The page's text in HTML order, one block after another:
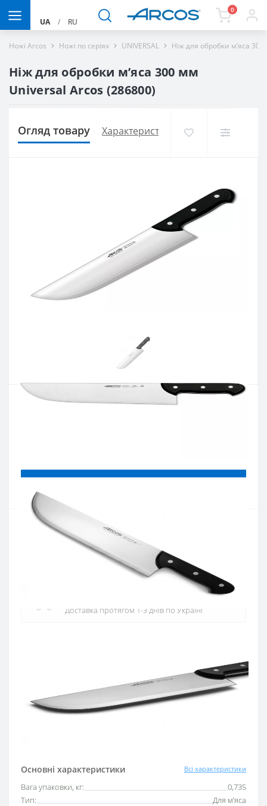
UA / RU
0
Ножі Arcos Ножі по серіях UNIVERSAL Ніж для обробки м’яса
Ніж для обробки м’яса 300 мм
Universal Arcos (286800)
Огляд товару Характеристики Доставка і
Артикул:286800
Основні характеристики Всі характеристики
Вага упаковки, кг:
0,735
Тип:
Для м’яса
Офіційний дистриб'ютор
Офіційний дистриб'ютор ARCOS в Україні
Доставка протягом 1-3 днів по Україні
Купуй в кредит
Оплата частинами або миттєва розстрочка